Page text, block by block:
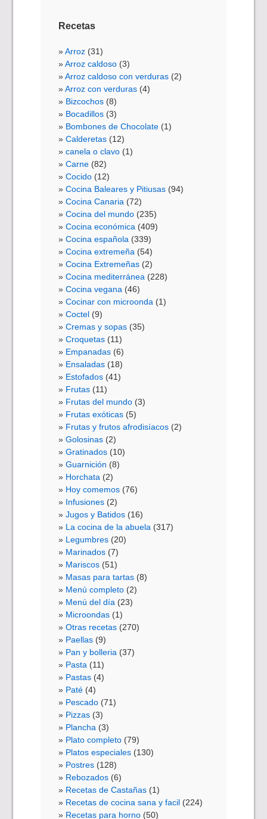
Recetas
Arroz (31)
Arroz caldoso (3)
Arroz caldoso con verduras (2)
Arroz con verduras (4)
Bizcochos (8)
Bocadillos (3)
Bombones de Chocolate (1)
Calderetas (12)
canela o clavo (1)
Carne (82)
Cocido (12)
Cocina Baleares y Pitiusas (94)
Cocina Canaria (72)
Cocina del mundo (235)
Cocina económica (409)
Cocina española (339)
Cocina extremeña (54)
Cocina Extremeñas (2)
Cocina mediterránea (228)
Cocina vegana (46)
Cocinar con microonda (1)
Coctel (9)
Cremas y sopas (35)
Croquetas (11)
Empanadas (6)
Ensaladas (18)
Estofados (41)
Frutas (11)
Frutas del mundo (3)
Frutas exóticas (5)
Frutas y frutos afrodisíacos (2)
Golosinas (2)
Gratinados (10)
Guarnición (8)
Horchata (2)
Hoy comemos (76)
Infusiones (2)
Jugos y Batidos (16)
La cocina de la abuela (317)
Legumbres (20)
Marinados (7)
Mariscos (51)
Masas para tartas (8)
Menú completo (2)
Menú del día (23)
Microondas (1)
Otras recetas (270)
Paellas (9)
Pan y bolleria (37)
Pasta (11)
Pastas (4)
Paté (4)
Pescado (71)
Pizzas (3)
Plancha (3)
Plato completo (79)
Platos especiales (130)
Postres (128)
Rebozados (6)
Recetas de Castañas (1)
Recetas de cocina sana y facil (224)
Recetas para horno (50)